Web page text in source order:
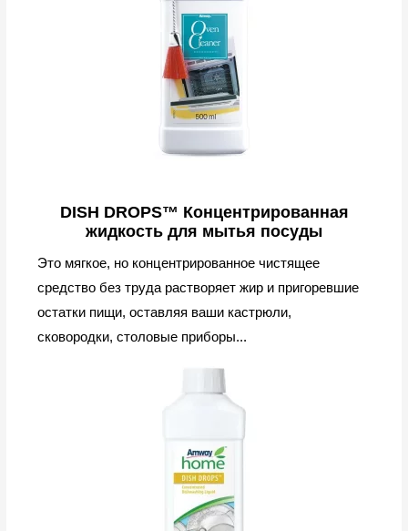
DISH DROPS™ Концентрированная
жидкость для мытья посуды
Это мягкое, но концентрированное чистящее
средство без труда растворяет жир и пригоревшие
остатки пищи, оставляя ваши кастрюли,
сковородки, столовые приборы...